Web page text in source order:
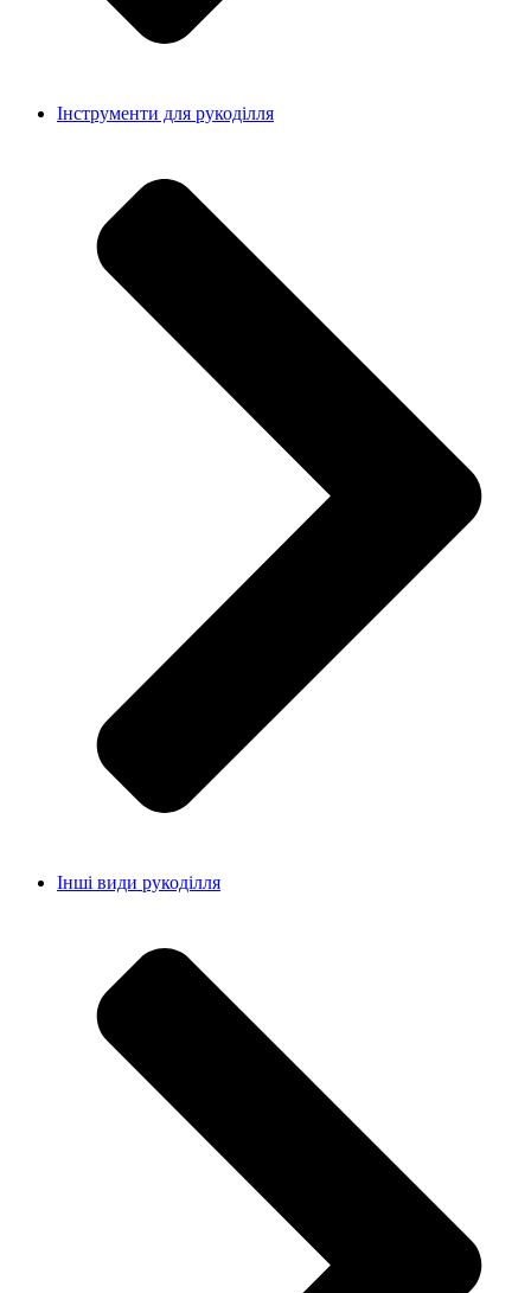
Інструменти для рукоділля
Інші види рукоділля